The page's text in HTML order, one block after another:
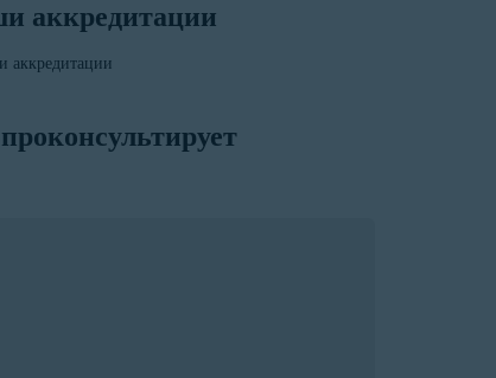
аккредитации